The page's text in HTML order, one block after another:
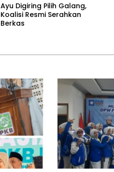
Ayu Digiring Pilih Galang,
Koalisi Resmi Serahkan
Berkas